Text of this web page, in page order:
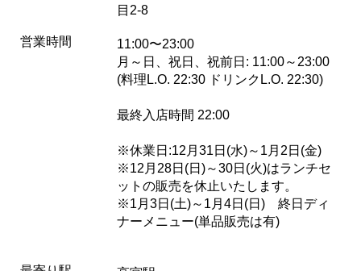
目2-8
営業時間
11:00〜23:00
月～日、祝日、祝前日: 11:00～23:00
(料理L.O. 22:30 ドリンクL.O. 22:30)
最終入店時間 22:00
※休業日:12月31日(水)～1月2日(金)
※12月28日(日)～30日(火)はランチセ
ットの販売を休止いたします。
※1月3日(土)～1月4日(日) 終日ディ
ナーメニュー(単品販売は有)